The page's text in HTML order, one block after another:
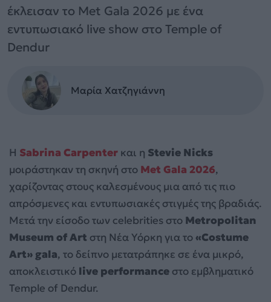
έκλεισαν το Met Gala 2026 με ένα
εντυπωσιακό live show στο Temple of
Dendur
Μαρία Χατζηγιάννη
Η Sabrina Carpenter και η Stevie Nicks
μοιράστηκαν τη σκηνή στο Met Gala 2026,
χαρίζοντας στους καλεσμένους μια από τις πιο
απρόσμενες και εντυπωσιακές στιγμές της βραδιάς.
Μετά την είσοδο των celebrities στο Metropolitan
Museum of Art στη Νέα Υόρκη για το«Costume
Art» gala, το δείπνο μετατράπηκε σε ένα μικρό,
αποκλειστικό live performance στο εμβληματικό
Temple of Dendur.